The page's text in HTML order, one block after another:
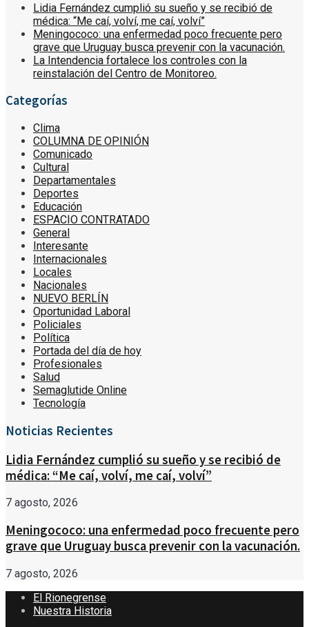
Lidia Fernández cumplió su sueño y se recibió de
médica: “Me caí, volví, me caí, volví”
Meningococo: una enfermedad poco frecuente pero
grave que Uruguay busca prevenir con la vacunación.
La Intendencia fortalece los controles con la
reinstalación del Centro de Monitoreo.
Categorías
Clima
COLUMNA DE OPINIÓN
Comunicado
Cultural
Departamentales
Deportes
Educación
ESPACIO CONTRATADO
General
Interesante
Internacionales
Locales
Nacionales
NUEVO BERLÍN
Oportunidad Laboral
Policiales
Política
Portada del día de hoy
Profesionales
Salud
Semaglutide Online
Tecnología
Noticias Recientes
Lidia Fernández cumplió su sueño y se recibió de
médica: “Me caí, volví, me caí, volví”
7 agosto, 2026
Meningococo: una enfermedad poco frecuente pero
grave que Uruguay busca prevenir con la vacunación.
7 agosto, 2026
El Rionegrense
Nuestra Historia